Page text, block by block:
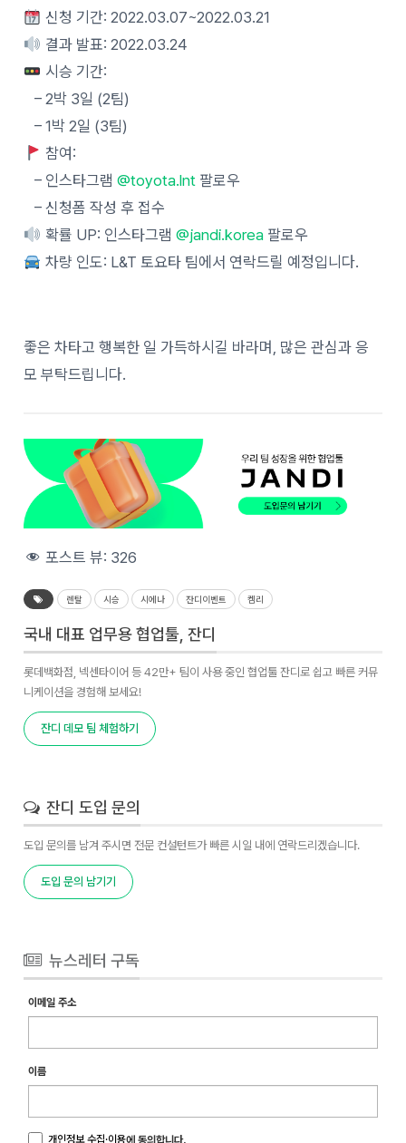
신청 기간: 2022.03.07~2022.03.21
결과 발표: 2022.03.24
시승 기간:
– 2박 3일 (2팀)
– 1박 2일 (3팀)
참여:
– 인스타그램@toyota.lnt 팔로우
– 신청폼 작성 후 접수
확률 UP: 인스타그램 @jandi.korea팔로우
차량 인도: L&T 토요타 팀에서 연락드릴 예정입니다.
좋은 차타고 행복한 일 가득하시길 바라며, 많은 관심과 응
모 부탁드립니다.
포스트 뷰: 326
렌탈 시승 시에나 잔디이벤트 켐리
국내 대표 업무용 협업툴, 잔디
롯데백화점, 넥센타이어 등 42만+ 팀이 사용 중인 협업툴 잔디로 쉽고 빠른 커뮤
니케이션을 경험해 보세요!
잔디 데모 팀 체험하기
잔디 도입 문의
도입 문의를 남겨 주시면 전문 컨설턴트가 빠른 시일 내에 연락드리겠습니다.
도입 문의 남기기
뉴스레터 구독
이메일 주소
이름
개인정보 수집·이용에 동의합니다.